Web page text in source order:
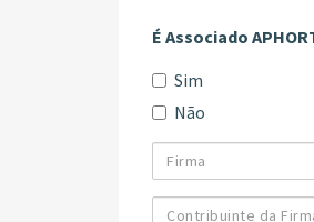
É Associado
Sim
Não
Firma
Contribuinte